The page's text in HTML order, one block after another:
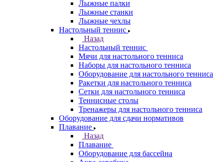
Лыжные палки
Лыжные станки
Лыжные чехлы
Настольный теннис
Назад
Настольный теннис
Мячи для настольного тенниса
Наборы для настольного тенниса
Оборудование для настольного тенниса
Ракетки для настольного тенниса
Сетки для настольного тенниса
Теннисные столы
Тренажеры для настольного тенниса
Оборудование для сдачи нормативов
Плавание
Назад
Плавание
Оборудование для бассейна